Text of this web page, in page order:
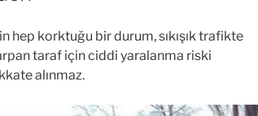
hep korktuğu bir durum, sıkışık trafikte
taraf için ciddi yaralanma riski
alınmaz.